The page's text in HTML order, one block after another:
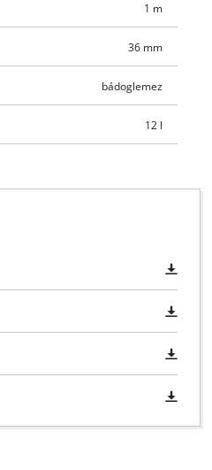
1 m
36 mm
bádoglemez
12 l